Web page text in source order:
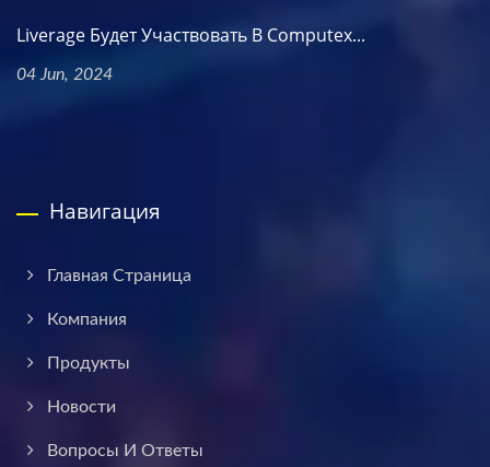
Liverage Будет Участвовать В Computex...
04 Jun, 2024
Навигация
Главная Страница
Компания
Продукты
Новости
Вопросы И Ответы